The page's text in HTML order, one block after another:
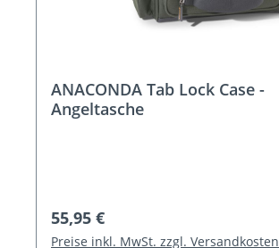
ANACONDA Tab Lock Case -
Angeltasche
Regulärer Preis:
55,95 €
Preise inkl. MwSt. zzgl. Versandkosten